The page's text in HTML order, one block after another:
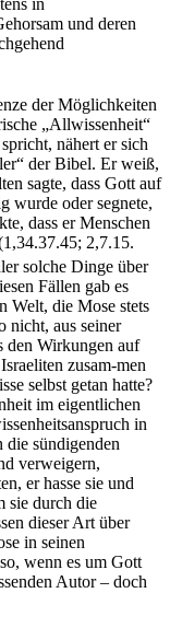
und deren
der Möglichkeiten
„Allwissenheit“
nähert er sich
der Bibel. Er weiß,
sagte, dass Gott auf
wurde oder segnete,
dass er Menschen
2,7.15.
solche Dinge über
Fällen gab es
Welt, die Mose stets
nicht, aus seiner
den Wirkungen auf
zusam-men
selbst getan hatte?
im eigentlichen
in
sündigenden
verweigern,
er hasse sie und
sie durch die
dieser Art über
in seinen
wenn es um Gott
Autor – doch